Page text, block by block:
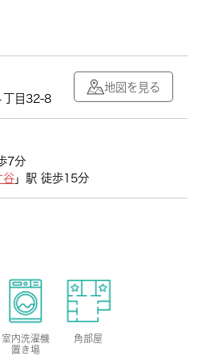
丁目32-8
地図を見る
7分
谷」駅 徒歩15分
室内洗濯機
置き場
角部屋